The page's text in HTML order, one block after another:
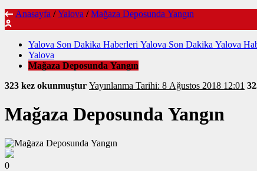
Anasayfa / Yalova / Mağaza Deposunda Yangın
Yalova Son Dakika Haberleri Yalova Son Dakika Yalova
Yalova
Mağaza Deposunda Yangın
323 kez okunmuştur
Yayınlanma Tarihi: 8 Ağustos 2018 12:01
Mağaza Deposunda Yangın
0